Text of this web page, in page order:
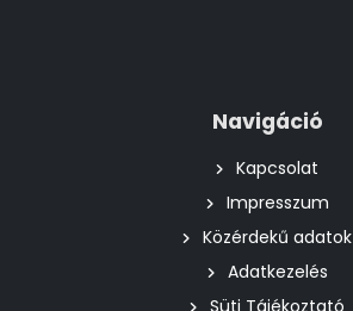
Navigáció
Kapcsolat
Impresszum
Közérdekű adatok
Adatkezelés
Süti Tájékoztató